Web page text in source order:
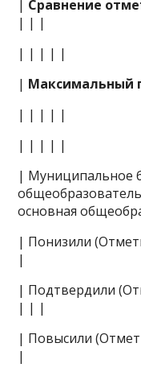
| Сравнение
| | |
| | | | |
| Максимальный
| | | | |
| | | | |
| Муниципальное
основная
| Понизили
|
| Подтвердили
| | |
| Повысили
|